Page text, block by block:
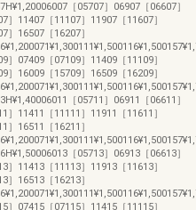
［05707］06907［06607］
］11407［11107］11907［11607］
］16507［16207］
］07409［07109］11409［11109］
］16009［15709］16509［16209］
［05711］06911［06611］
］11411［11111］11911［11611］
］16511［16211］
［05713］06913［06613］
］11413［11113］11913［11613］
］16513［16213］
］07415［07115］11415［11115］